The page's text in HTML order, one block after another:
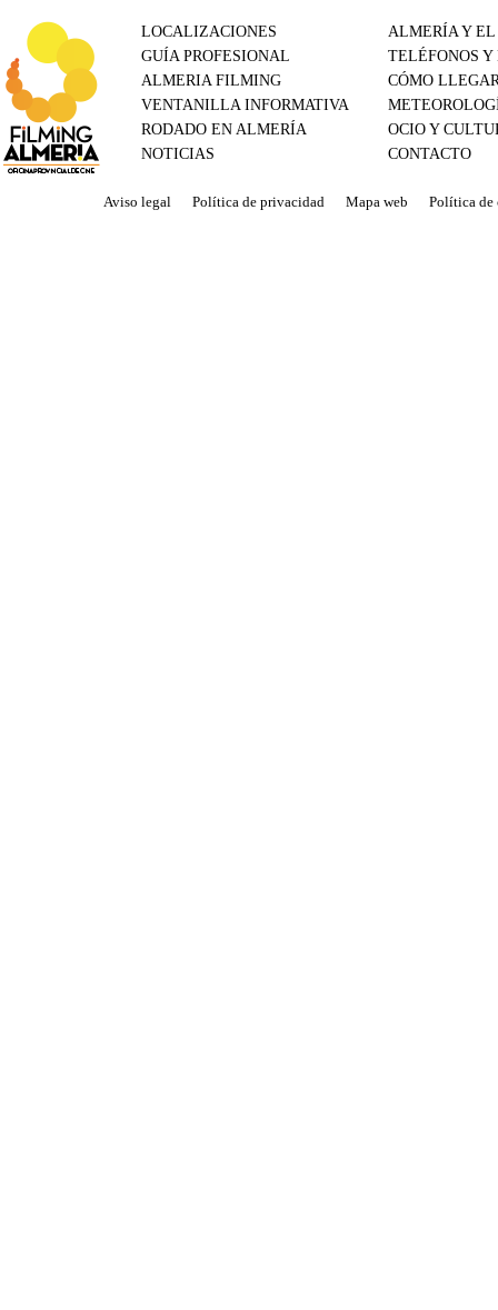
LOCALIZACIONES
GUÍA PROFESIONAL
ALMERIA FILMING
VENTANILLA INFORMATIVA
RODADO EN ALMERÍA
NOTICIAS
ALMERÍA Y EL
TELÉFONOS Y
CÓMO
OCIO Y
CONTACTO
Aviso legal Política de privacidad Mapa web Política de